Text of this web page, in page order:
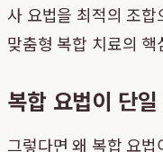
사 요법을 최적의 조
맞춤형 복합 치료의 핵
복합 요법이 단
그렇다면 왜 복합 요